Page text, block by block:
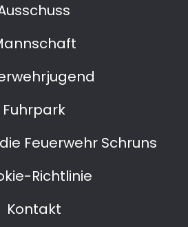
Fuhrpark
Feuerwehr Schruns
Richtlinie
Kontakt